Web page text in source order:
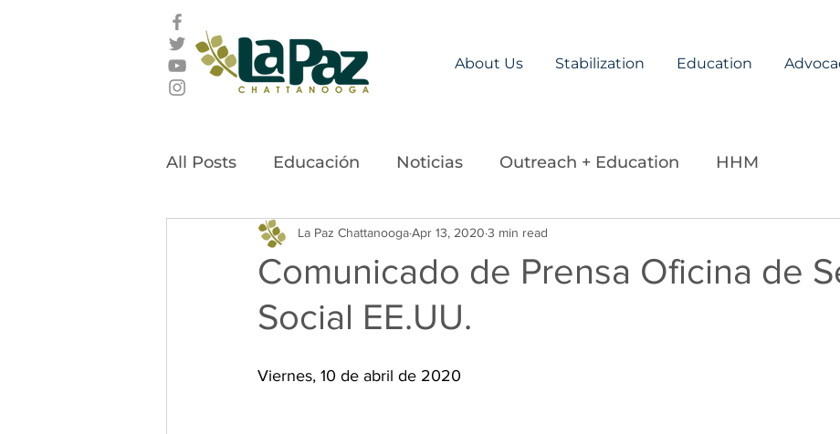
About Us Stabilization Education
All Posts Educación Noticias Outreach + Education HHM
Latino Leadership Awards Careers
Community Stories
Comunicado de Prensa Oficina de
Social EE.UU.
La Paz ChattanoogaApr 13, 2020 3 min read
Viernes, 10 de abril de 2020